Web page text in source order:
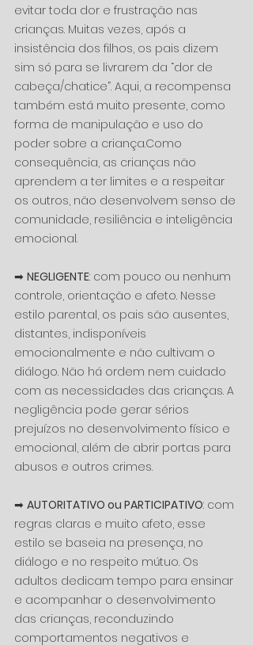
evitar toda dor e frustração nas
crianças. Muitas vezes, após a
insistência dos filhos, os pais dizem
sim só para se livrarem da “dor de
cabeça/chatice”. Aqui, a recompensa
também está muito presente, como
forma de manipulação e uso do
poder sobre a criança.Como
consequência, as crianças não
aprendem a ter limites e a respeitar
os outros, não desenvolvem senso de
comunidade, resiliência e inteligência
emocional.
➡ NEGLIGENTE: com pouco ou nenhum
controle, orientação e afeto. Nesse
estilo parental, os pais são ausentes,
distantes, indisponíveis
emocionalmente e não cultivam o
diálogo. Não há ordem nem cuidado
com as necessidades das crianças. A
negligência pode gerar sérios
prejuízos no desenvolvimento físico e
emocional, além de abrir portas para
abusos e outros crimes.
➡ AUTORITATIVO ou PARTICIPATIVO: com
regras claras e muito afeto, esse
estilo se baseia na presença, no
diálogo e no respeito mútuo. Os
adultos dedicam tempo para ensinar
e acompanhar o desenvolvimento
das crianças, reconduzindo
comportamentos negativos e